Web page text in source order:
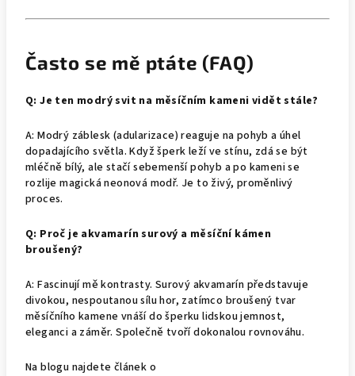
Často se mě ptáte (FAQ)
Q: Je ten modrý svit na měsíčním kameni vidět stále?
A: Modrý záblesk (adularizace) reaguje na pohyb a úhel
dopadajícího světla. Když šperk leží ve stínu, zdá se být
mléčně bílý, ale stačí sebemenší pohyb a po kameni se
rozlije magická neonová modř. Je to živý, proměnlivý
proces.
Q: Proč je akvamarín surový a měsíční kámen
broušený?
A: Fascinují mě kontrasty. Surový akvamarín představuje
divokou, nespoutanou sílu hor, zatímco broušený tvar
měsíčního kamene vnáší do šperku lidskou jemnost,
eleganci a záměr. Společně tvoří dokonalou rovnováhu.
Na blogu najdete článek o